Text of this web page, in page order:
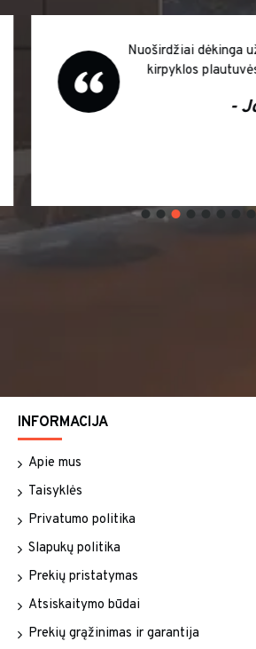
Nuoširdžiai dėkinga už
kirpyklos plautuvės
-
INFORMACIJA
Apie mus
Taisyklės
Privatumo politika
Slapukų politika
Prekių pristatymas
Atsiskaitymo būdai
Prekių grąžinimas ir garantija